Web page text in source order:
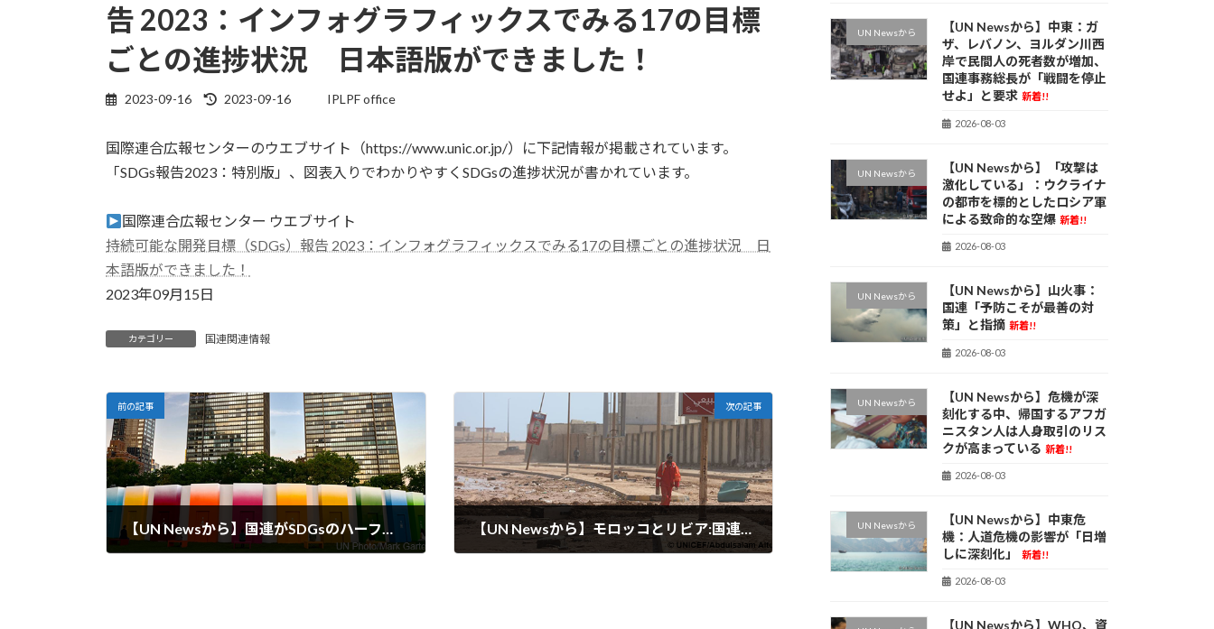
告 2023：インフォグラフィックスでみる17の目標
ごとの進捗状況 日本語版ができました！
2023-09-16
最
新
日
2023-09-16 IPLPF office
国際連合広報センターのウエブサイト（https://www.unic.or.jp/）に下記情報が掲載されています。
「SDGs報告2023：特別版」、図表入りでわかりやすくSDGsの進捗状況が書かれています。
国際連合広報センター ウエブサイト
持続可能な開発目標（SDGs）報告 2023：インフォグラフィックスでみる17の目標ごとの進捗状況 日
本語版ができました！
2023年09月15日
カテゴリー 国連関連情報
前の記事
【UN Newsから】国連がSDGsのハーフタイムを迎える
次の記事
【UN Newsから】モロッコとリビア:国連、災害救援支援を拡大
UN Newsから
【UN Newsから】中東：ガ
ザ、レバノン、ヨルダン川西
岸で民間人の死者数が増加、
国連事務総長が「戦闘を停止
せよ」と要求 新着!!
2026-08-03
UN Newsから
【UN Newsから】「攻撃は
激化している」：ウクライナ
の都市を標的としたロシア軍
による致命的な空爆 新着!!
2026-08-03
UN Newsから
【UN Newsから】山火事：
国連「予防こそが最善の対
策」と指摘 新着!!
2026-08-03
UN Newsから
【UN Newsから】危機が深
刻化する中、帰国するアフガ
ニスタン人は人身取引のリス
クが高まっている 新着!!
2026-08-03
UN Newsから
【UN Newsから】中東危
機：人道危機の影響が「日増
しに深刻化」
新着!!
2026-08-03
【UN Newsから】WHO、資